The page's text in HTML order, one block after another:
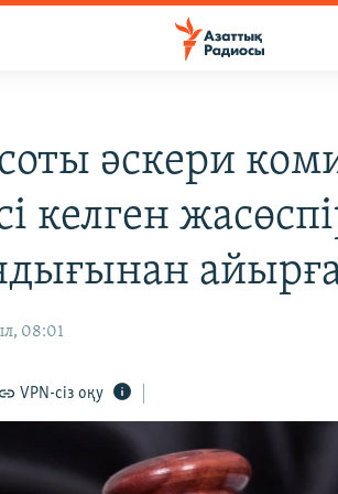
әскери
келген
08:01
VPN-сіз оқу